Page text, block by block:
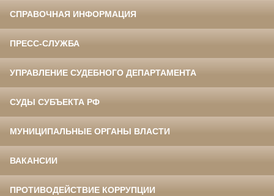
СПРАВОЧНАЯ ИНФОРМАЦИЯ
ПРЕСС-СЛУЖБА
УПРАВЛЕНИЕ СУДЕБНОГО ДЕПАРТАМЕНТА
СУДЫ СУБЪЕКТА РФ
МУНИЦИПАЛЬНЫЕ ОРГАНЫ ВЛАСТИ
ВАКАНСИИ
ПРОТИВОДЕЙСТВИЕ КОРРУПЦИИ